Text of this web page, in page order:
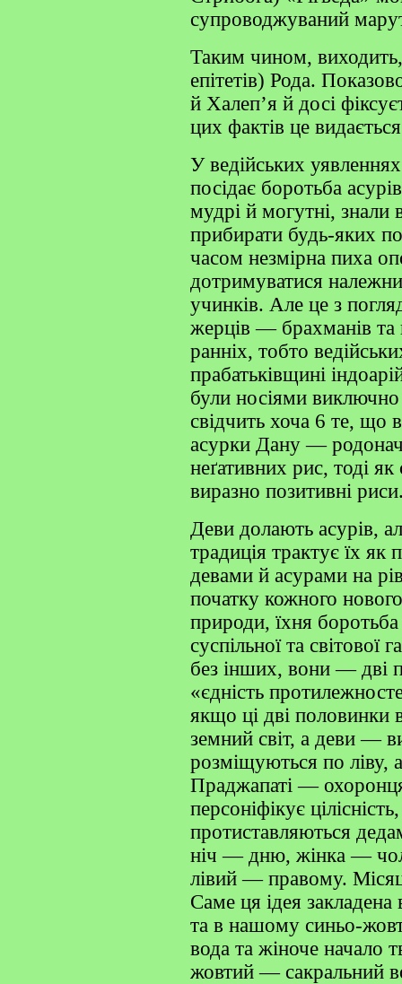
супроводжуваний
Таким чином,
епітетів) Рода.
й Халеп’я й досі
цих фактів це
У ведійських
посідає боротьба
мудрі й могутні, знали
прибирати будь-яких
часом незмірна пиха
дотримуватися
учинків. Але це з
жерців — брахманів та
ранніх, тобто
прабатьківщині
були носіями
свідчить хоча 6 те, що
асурки Дану —
неґативних рис, тоді
виразно позитивні
Деви долають асурів,
традиція трактує їх як
девами й асурами на
початку кожного
природи, їхня боротьба
суспільної та світової
без інших, вони — дві
«єдність
якщо ці дві
земний світ, а деви —
розміщуються по ліву,
Праджапаті —
персоніфікує
протиставляються
ніч — дню, жінка —
лівий — правому.
Саме ця ідея
та в нашому синьо-
вода та жіноче начало
жовтий — сакральний